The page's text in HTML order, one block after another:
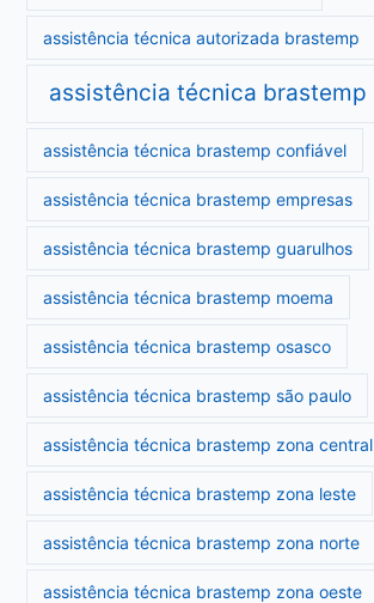
assistência técnica autorizada brastemp
assistência técnica brastemp
assistência técnica brastemp confiável
assistência técnica brastemp empresas
assistência técnica brastemp guarulhos
assistência técnica brastemp moema
assistência técnica brastemp osasco
assistência técnica brastemp são paulo
assistência técnica brastemp zona central
assistência técnica brastemp zona leste
assistência técnica brastemp zona norte
assistência técnica brastemp zona oeste